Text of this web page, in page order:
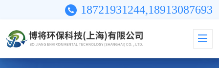
18721931244,18913087693